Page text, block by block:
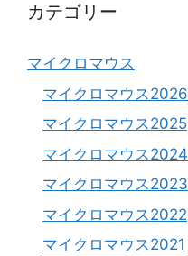
カテゴリー
マイクロマウス
マイクロマウス2026
マイクロマウス2025
マイクロマウス2024
マイクロマウス2023
マイクロマウス2022
マイクロマウス2021